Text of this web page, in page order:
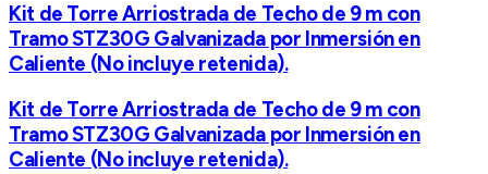
Kit de Torre Arriostrada de Techo de 9 m con
Tramo STZ30G Galvanizada por Inmersión en
Caliente (No incluye retenida).
Kit de Torre Arriostrada de Techo de 9 m con
Tramo STZ30G Galvanizada por Inmersión en
Caliente (No incluye retenida).